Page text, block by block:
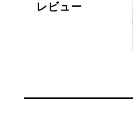
レビュー